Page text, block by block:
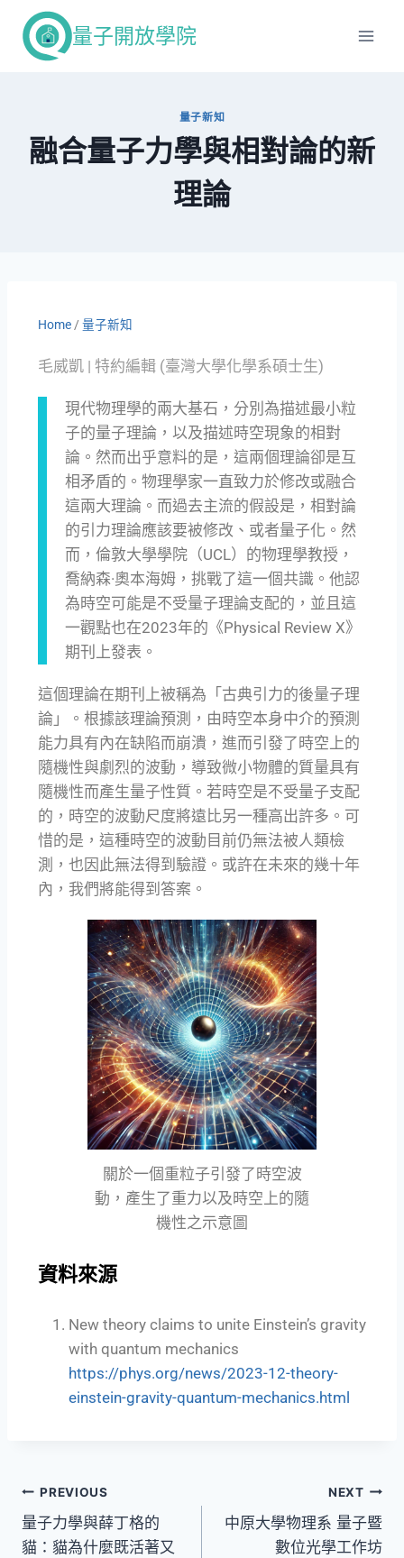
量子開放學院
量子新知
融合量子力學與相對論的新
理論
Home / 量子新知
毛威凱 | 特約編輯 (臺灣大學化學系碩士生)
現代物理學的兩大基石，分別為描述最小粒
子的量子理論，以及描述時空現象的相對
論。然而出乎意料的是，這兩個理論卻是互
相矛盾的。物理學家一直致力於修改或融合
這兩大理論。而過去主流的假設是，相對論
的引力理論應該要被修改、或者量子化。然
而，倫敦大學學院（UCL）的物理學教授，
喬納森·奧本海姆，挑戰了這一個共識。他認
為時空可能是不受量子理論支配的，並且這
一觀點也在2023年的《Physical Review X》
期刊上發表。
這個理論在期刊上被稱為「古典引力的後量子理
論」。根據該理論預測，由時空本身中介的預測
能力具有內在缺陷而崩潰，進而引發了時空上的
隨機性與劇烈的波動，導致微小物體的質量具有
隨機性而產生量子性質。若時空是不受量子支配
的，時空的波動尺度將遠比另一種高出許多。可
惜的是，這種時空的波動目前仍無法被人類檢
測，也因此無法得到驗證。或許在未來的幾十年
內，我們將能得到答案。
關於一個重粒子引發了時空波
動，產生了重力以及時空上的隨
機性之示意圖
資料來源
New theory claims to unite Einstein’s gravity
with quantum mechanics
https://phys.org/news/2023-12-theory-
einstein-gravity-quantum-mechanics.html
PREVIOUS
量子力學與薛丁格的
貓：貓為什麼既活著又
NEXT
中原大學物理系 量子暨
數位光學工作坊